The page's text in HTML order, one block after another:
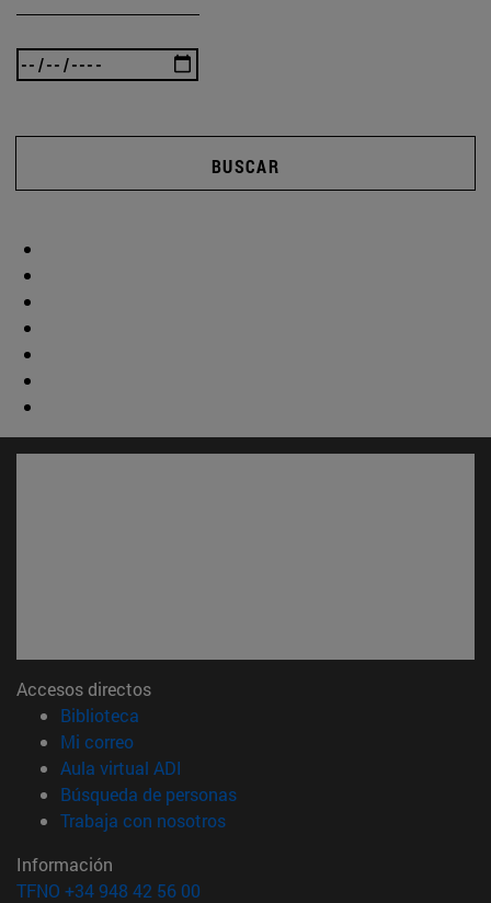
BUSCAR
Accesos directos
Biblioteca
Mi correo(abre en nueva ventana)
Aula virtual ADI
Búsqueda de personas(abre en nueva ventana)
Trabaja con nosotros(abre en nueva ventana)
Información
TFNO +34 948 42 56 00